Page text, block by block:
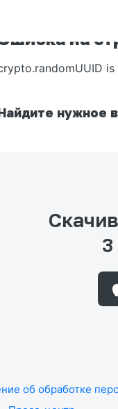
на
нужное
об обработке